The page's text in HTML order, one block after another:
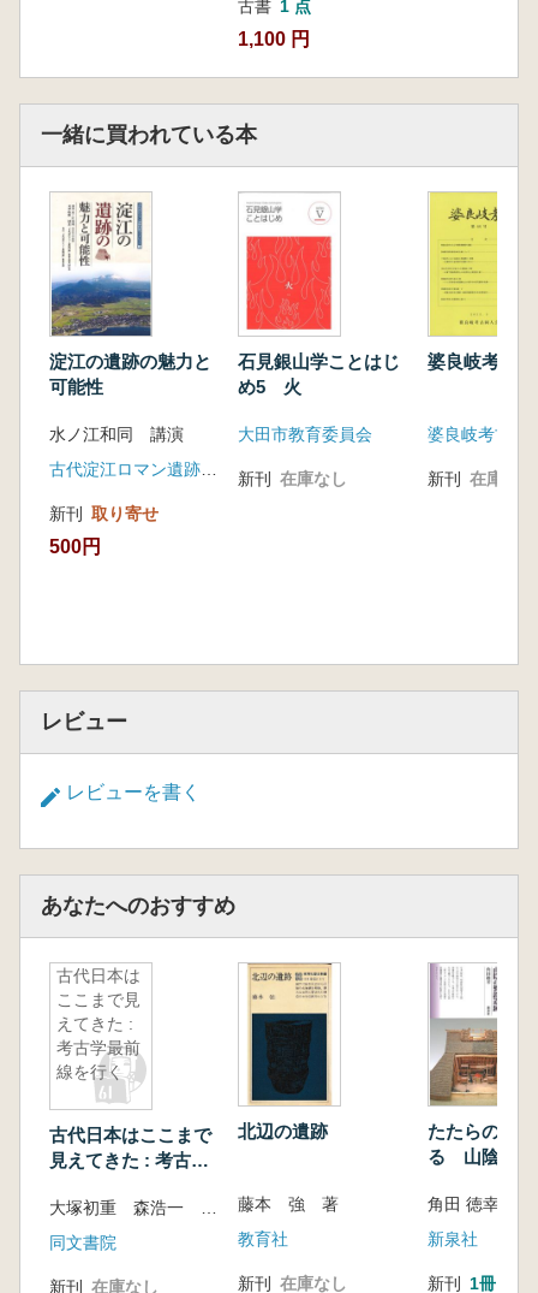
古書 1 点
1,100 円
一緒に買われている本
淀江の遺跡の魅力と
可能性
水ノ江和同 講演
新刊 取り寄せ
500円
石見銀山学ことはじ
め5 火
大田市教育委員会
新刊 在庫なし
婆良岐考古
婆良岐考古同
新刊 在庫なし
レビュー
レビューを書く
あなたへのおすすめ
古代日本は
ここまで見
えてきた :
考古学最前
線を行く
古代日本はここまで
見えてきた : 考古学
同文書院
新刊 在庫なし
北辺の遺跡
藤本 強 著
教育社
新刊 在庫なし
たたらの実
る 山陰の製
角田 徳幸 著
新泉社
新刊 1冊